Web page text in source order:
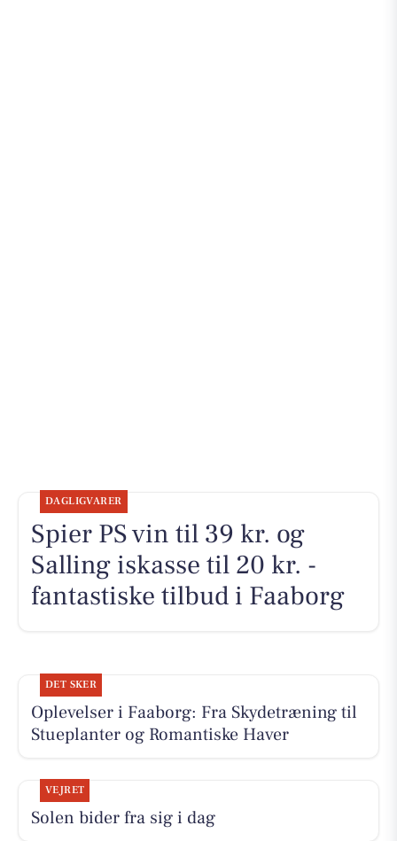
DAGLIGVARER
Spier PS vin til 39 kr. og
Salling iskasse til 20 kr. -
fantastiske tilbud i Faaborg
DET SKER
Oplevelser i Faaborg: Fra Skydetræning til
Stueplanter og Romantiske Haver
VEJRET
Solen bider fra sig i dag